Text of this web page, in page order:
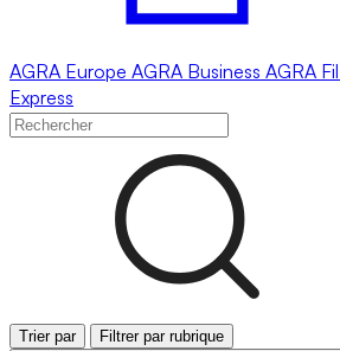
AGRA Europe AGRA Business AGRA Fil
Express
Trier par Filtrer par rubrique